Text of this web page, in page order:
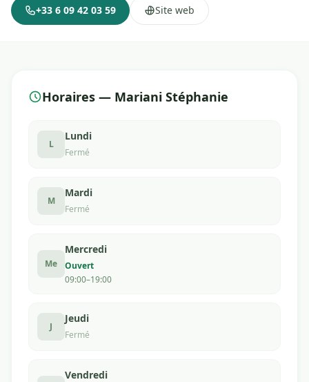
+33 6 09 42 03 59 Site web
Horaires — Mariani Stéphanie
L
Lundi
Fermé
M
Mardi
Fermé
Me
Mercredi
Ouvert
09:00–19:00
J
Jeudi
Fermé
Vendredi